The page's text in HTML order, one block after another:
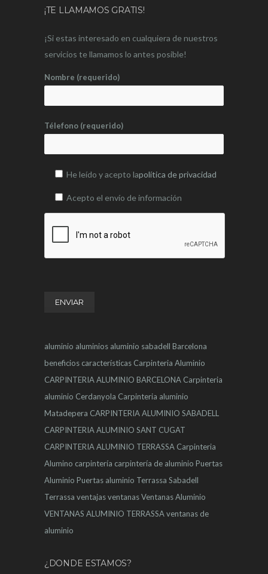
¡TE LLAMAMOS GRATIS!
¡Si estas interesado en cualquiera de nuestros
servicios te llamamos lo antes posible!
Nombre (requerido)
Télefono (requerido)
He leído y acepto lapolítica de privacidad
Acepto el envío de información
aluminio aluminios aluminio sabadell Barcelona
beneficios características Carpinteria Aluminio
CARPINTERIA ALUMINIO BARCELONA Carpinteria
aluminio Cerdanyola Carpinteria aluminio
Matadepera CARPINTERIA ALUMINIO SABADELL
CARPINTERIA ALUMINIO SANT CUGAT
CARPINTERIA ALUMINIO TERRASSA Carpinteria
Alumino carpintería carpintería de aluminio Puertas
Aluminio Puertas aluminio Terrassa Sabadell
Terrassa ventajasventanasVentanas Aluminio
VENTANAS ALUMINIO TERRASSAventanas de
aluminio
¿DONDE ESTAMOS?